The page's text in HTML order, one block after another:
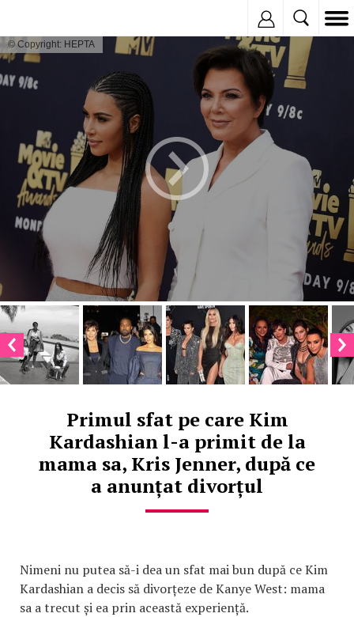
© Copyright: HEPTA
Primul sfat pe care Kim
Kardashian l-a primit de la
mama sa, Kris Jenner, după ce
a anunțat divorțul
Nimeni nu putea să-i dea un sfat mai bun după ce Kim
Kardashian a decis să divorțeze de Kanye West: mama
sa a trecut și ea prin această experiență.